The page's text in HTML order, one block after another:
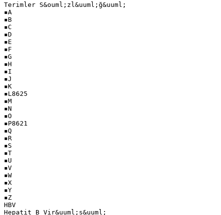
Terimler S&ouml;zl&uuml;ğ&uuml;
▪A
▪B
▪C
▪D
▪E
▪F
▪G
▪H
▪I
▪J
▪K
▪L8625
▪M
▪N
▪O
▪P8621
▪Q
▪R
▪S
▪T
▪U
▪V
▪W
▪X
▪Y
▪Z
HBV
Hepatit B Vir&uuml;s&uuml;